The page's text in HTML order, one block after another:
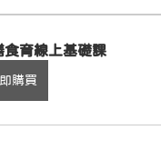
食育線上基礎課
購買